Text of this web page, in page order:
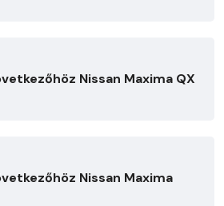
Nissan Maxima QX
Nissan Maxima